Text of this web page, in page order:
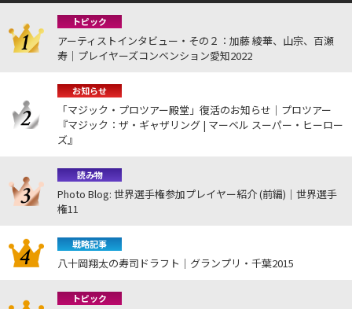
トピック
アーティストインタビュー・その２：加藤 綾華、山宗、百瀬
寿｜プレイヤーズコンベンション愛知2022
お知らせ
「マジック・プロツアー殿堂」復活のお知らせ｜プロツアー
『マジック：ザ・ギャザリング | マーベル スーパー・ヒーロー
ズ』
読み物
Photo Blog: 世界選手権参加プレイヤー紹介 (前編)｜世界選手
権11
戦略記事
八十岡翔太の寿司ドラフト｜グランプリ・千葉2015
トピック